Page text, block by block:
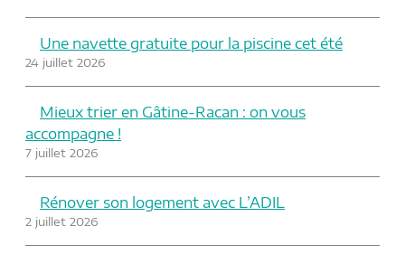
Une navette gratuite pour la piscine cet été
24 juillet 2026
Mieux trier en Gâtine-Racan : on vous
accompagne !
7 juillet 2026
Rénover son logement avec L’ADIL
2 juillet 2026